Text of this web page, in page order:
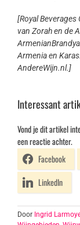
[Royal
van Zorah en de
Armenia en
AndereWijn.nl.]
Interessant
Vond je dit artikel
een reactie achter.
Facebook
LinkedIn
Door Ingrid